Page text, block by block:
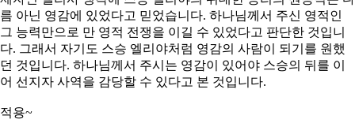
름 아닌 영감에 있었다고 믿었습니다. 하나님께서 주신 영적인
그 능력만으로 만 영적 전쟁을 이길 수 있었다고 판단한 것입니
다. 그래서 자기도 스승 엘리야처럼 영감의 사람이 되기를 원했
던 것입니다. 하나님께서 주시는 영감이 있어야 스승의 뒤를 이
어 선지자 사역을 감당할 수 있다고 본 것입니다.
적용~